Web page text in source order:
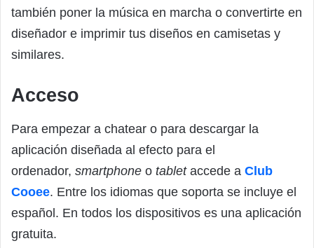
también poner la música en marcha o convertirte en
diseñador e imprimir tus diseños en camisetas y
similares.
Acceso
Para empezar a chatear o para descargar la
aplicación diseñada al efecto para el
ordenador, smartphone o tabletaccede a Club
Cooee. Entre los idiomas que soporta se incluye el
español. En todos los dispositivos es una aplicación
gratuita.